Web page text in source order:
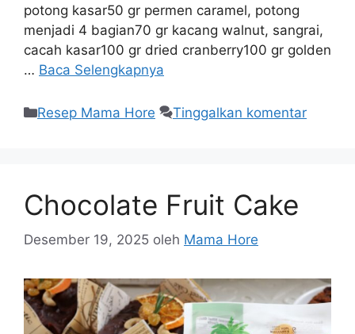
potong kasar50 gr permen caramel, potong
menjadi 4 bagian70 gr kacang walnut, sangrai,
cacah kasar100 gr dried cranberry100 gr golden
… Baca Selengkapnya
Resep Mama Hore Tinggalkan komentar
Chocolate Fruit Cake
Desember 19, 2025 oleh Mama Hore